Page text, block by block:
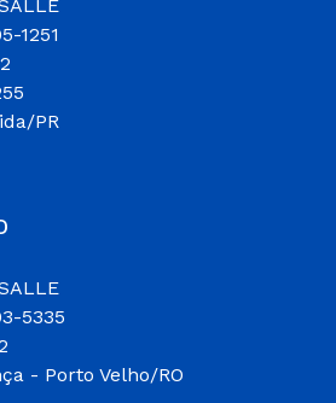
1251
PR
5335
- Porto Velho/RO